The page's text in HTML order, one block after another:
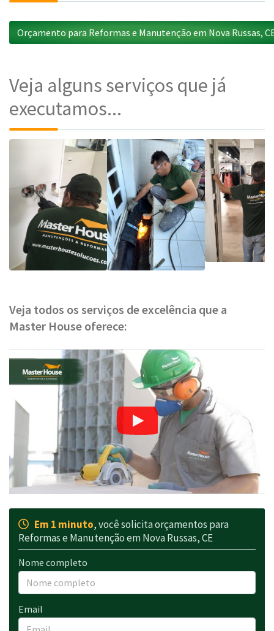
Orçamento para Reformas e Manutenção em Nova Russas,
Veja alguns serviços que já
executamos...
Veja todos os serviços de excelência que a
Master House oferece:
Em 1 minuto, você solicita orçamentos para
Reformas e Manutenção em Nova Russas, CE
Nome completo
Email